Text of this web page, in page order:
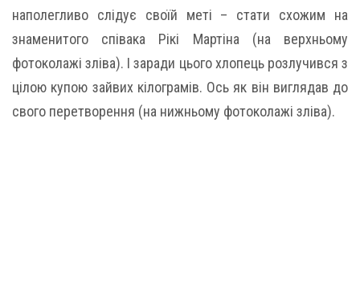
наполегливо слідує своїй меті – стати схожим на
знаменитого співака Рікі Мартіна (на верхньому
фотоколажі зліва). І заради цього хлопець розлучився з
цілою купою зайвих кілограмів. Ось як він виглядав до
свого перетворення (на нижньому фотоколажі зліва).